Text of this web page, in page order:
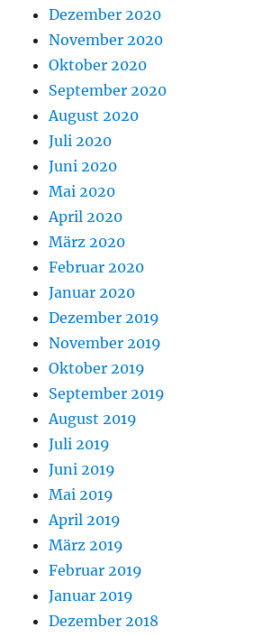
Dezember 2020
November 2020
Oktober 2020
September 2020
August 2020
Juli 2020
Juni 2020
Mai 2020
April 2020
März 2020
Februar 2020
Januar 2020
Dezember 2019
November 2019
Oktober 2019
September 2019
August 2019
Juli 2019
Juni 2019
Mai 2019
April 2019
März 2019
Februar 2019
Januar 2019
Dezember 2018